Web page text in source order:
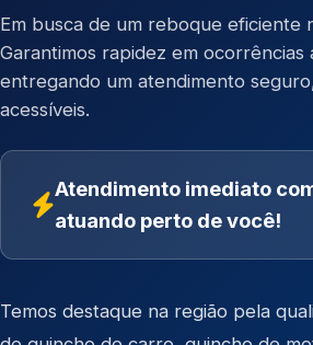
Em busca de um reboque eficiente
Garantimos rapidez em ocorrências
entregando um atendimento
acessíveis.
Atendimento imediato
atuando perto de você!
Temos destaque na região pela